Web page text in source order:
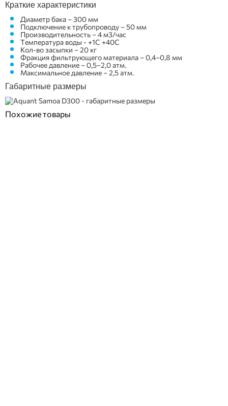
Краткие характеристики
Диаметр бака – 300 мм
Подключение к трубопроводу – 50 мм
Производительность – 4 м3/час
Температура воды - +1С +40С
Кол-во засыпки – 20 кг
Фракция фильтрующего материала – 0,4–0,8 мм
Рабочее давление – 0,5–2,0 атм.
Максимальное давление – 2,5 атм.
Габаритные размеры
Похожие товары